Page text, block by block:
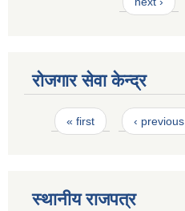
रोजगार सेवा केन्द्र
Pages
« first ‹ previous
स्थानीय राजपत्र